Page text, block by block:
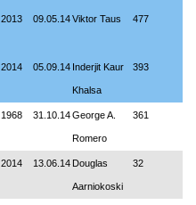
2013 09.05.14Viktor Taus 477
2014 05.09.14 Inderjit Kaur
Khalsa
393
1968 31.10.14George A.
Romero
361
2014 13.06.14 Douglas
Aarniokoski
32